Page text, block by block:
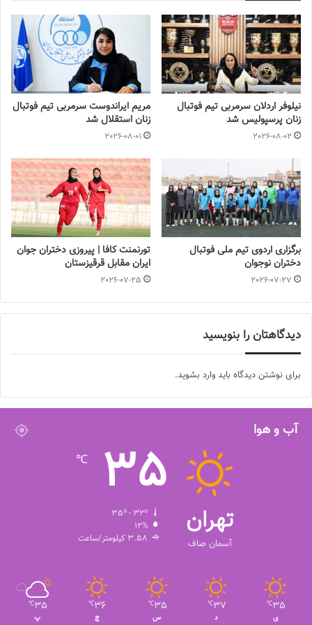
دقیقه بامداد راهی هانوی شوند.
لازم به توضیح است، تیم ملی فوتبال جوانان خود را برای حضور در
مرحله دوم رقابتهای قهرمانی زیر 20 سال دختران در گروه A با تیم های
استرالیا، ویتنام و لبنان همگروه هستند.
آخرین اخبار فوتبال و فوتسال زنان ایران را در سایت روزنامه فوتبالز
بخوانید.
◾️با فوتبالز همراه شوید◾️فوتبالز را در اینستاگرام دنبال
کنید◾️
footballs.women@
برچسب ها تیم ملی فوتبال فوتبال زنان مریم جهان نجاتی
نیلوفر اردلان سرمربی تیم فوتبال
زنان پرسپولیس شد
2026-08-02
مریم ایراندوست سرمربی تیم فوتبال
زنان استقلال شد
2026-08-01
برگزاری اردوی تیم ملی فوتبال
دختران نوجوان
2026-07-27
تورنمنت کافا | پیروزی دختران جوان
ایران مقابل قرقیزستان
2026-07-25
دیدگاهتان را بنویسید
برای نوشتن دیدگاه باید وارد بشوید.
آب و هوا
تهران
آسمان صاف
35
℃
12%
3.58 کیلومتر/ساعت
35
℃
ی
37
℃
د
35
℃
س
36
℃
چ
35
℃
پ